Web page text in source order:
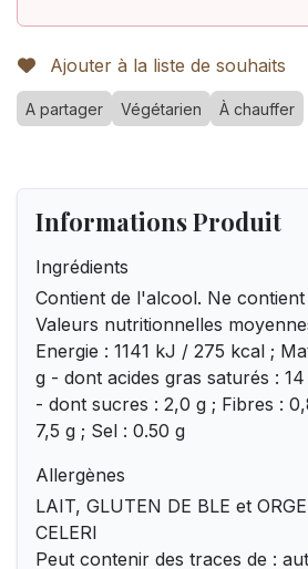
Ajouter à la liste de souhaits
A partager Végétarien À chauffer
Informations Produit
Ingrédients
Contient de l'alcool. Ne contient
Valeurs nutritionnelles
Energie : 1141 kJ / 275 kcal ;
g - dont acides gras saturés : 14
- dont sucres : 2,0 g ; Fibres :
7,5 g ; Sel : 0.50 g
Allergènes
LAIT, GLUTEN DE BLE et
CELERI
Peut contenir des traces de :